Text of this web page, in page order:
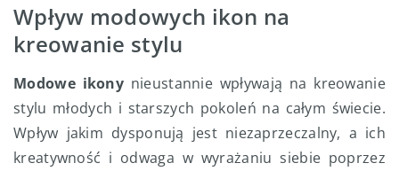
Wpływ modowych ikon na
kreowanie stylu
Modowe ikony nieustannie wpływają na kreowanie
stylu młodych i starszych pokoleń na całym świecie.
Wpływ jakim dysponują jest niezaprzeczalny, a ich
kreatywność i odwaga w wyrażaniu siebie poprzez